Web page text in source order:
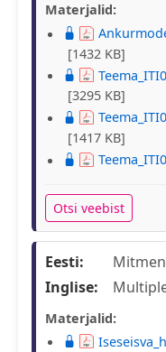
Materjalid:
[1432 KB]
[3295 KB]
[1417 KB]
Otsi veebist
Eesti:
Inglise:
Materjalid: